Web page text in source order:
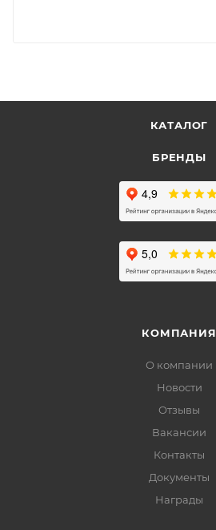
КАТАЛОГ
БРЕНДЫ
КОМПАНИЯ
О компании
Новости
Отзывы
Вакансии
Контакты
Документы
Награды